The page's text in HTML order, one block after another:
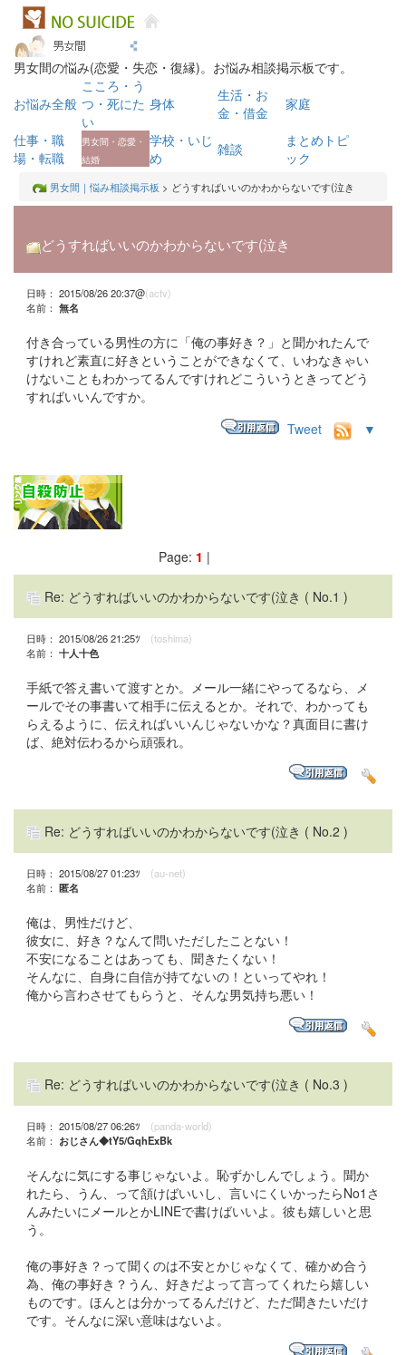
男女間の悩み(恋愛・失恋・復縁)。お悩み相談掲示板です。
お悩み全般
こころ・う
つ・死にた
い
身体
生活・お
金・借金
家庭
仕事・職
場・転職
男女間・恋愛・
結婚
学校・いじ
め
雑談
まとめトピ
ック
男女間｜悩み相談掲示板 > どうすればいいのかわからないです(泣き
どうすればいいのかわからないです(泣き
日時： 2015/08/26 20:37@(actv)
名前： 無名
付き合っている男性の方に「俺の事好き？」と聞かれたんで
すけれど素直に好きということができなくて、いわなきゃい
けないこともわかってるんですけれどこういうときってどう
すればいいんですか。
Tweet
▼
Page: 1 |
Re: どうすればいいのかわからないです(泣き ( No.1 )
日時： 2015/08/26 21:25ﾂ (toshima)
名前： 十人十色
手紙で答え書いて渡すとか。メール一緒にやってるなら、メ
ールでその事書いて相手に伝えるとか。それで、わかっても
らえるように、伝えればいいんじゃないかな？真面目に書け
ば、絶対伝わるから頑張れ。
Re: どうすればいいのかわからないです(泣き ( No.2 )
日時： 2015/08/27 01:23ﾂ (au-net)
名前： 匿名
俺は、男性だけど、
彼女に、好き？なんて問いただしたことない！
不安になることはあっても、聞きたくない！
そんなに、自身に自信が持てないの！といってやれ！
俺から言わさせてもらうと、そんな男気持ち悪い！
Re: どうすればいいのかわからないです(泣き ( No.3 )
日時： 2015/08/27 06:26ﾂ (panda-world)
名前： おじさん◆tY5/GqhExBk
そんなに気にする事じゃないよ。恥ずかしんでしょう。聞か
れたら、うん、って頷けばいいし、言いにくいかったらNo1さ
んみたいにメールとかLINEで書けばいいよ。彼も嬉しいと思
う。
俺の事好き？って聞くのは不安とかじゃなくて、確かめ合う
為、俺の事好き？うん、好きだよって言ってくれたら嬉しい
ものです。ほんとは分かってるんだけど、ただ聞きたいだけ
です。そんなに深い意味はないよ。